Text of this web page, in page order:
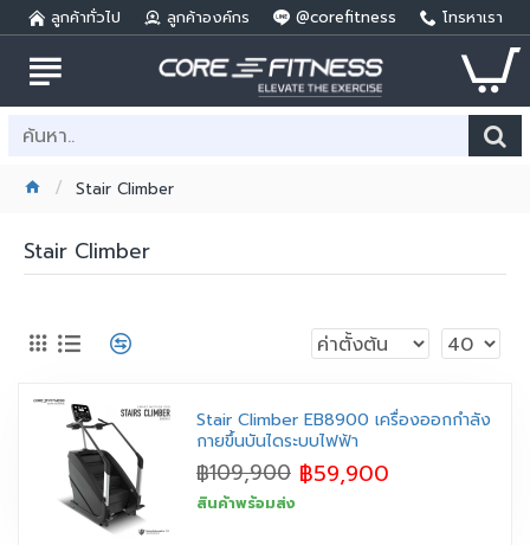
ลูกค้าทั่วไป ลูกค้าองค์กร @corefitness โทรหาเรา
Stair Climber
Stair Climber
Stair Climber EB8900 เครื่องออกกำลัง
กายขึ้นบันไดระบบไฟฟ้า
สินค้าพร้อมส่ง
฿59,900
฿109,900